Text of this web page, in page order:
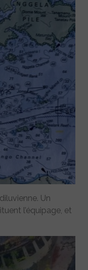
Un
l’équipage, et